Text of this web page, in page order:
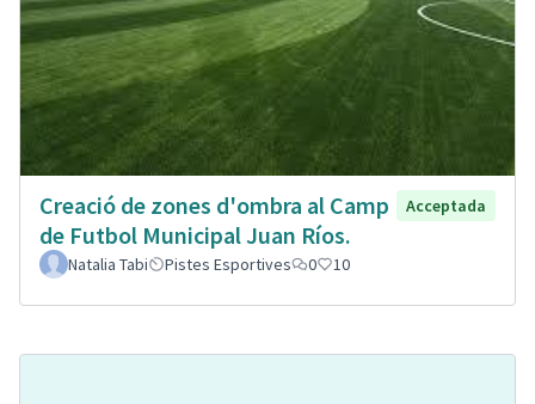
Creació de zones d'ombra al Camp
de Futbol Municipal Juan Ríos.
Acceptada
Natalia Tabi Pistes Esportives 0 10